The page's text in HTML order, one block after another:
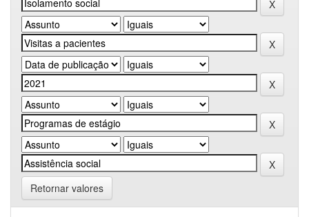
Retornar valores